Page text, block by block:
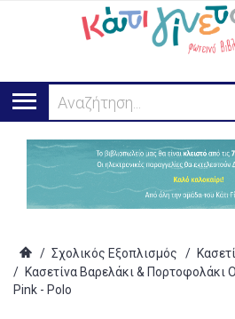
Αναζήτηση...
/ Σχολικός Εξοπλισμός /
/ Κασετίνα Βαρελάκι & Πορτοφολάκι
Pink - Polo